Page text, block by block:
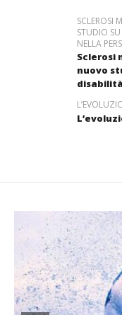
SCLEROSI
STUDIO
NELLA
Sclerosi
nuovo